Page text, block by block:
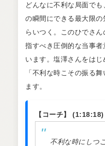
どんなに不利な局面で
の瞬間にできる最大限
らいつく。このひでさ
指すべき圧倒的な当事
います。塩澤さんをは
「不利な時こその振る
ます。
【コーチ】 (1:18:18)
不利な時にしつ